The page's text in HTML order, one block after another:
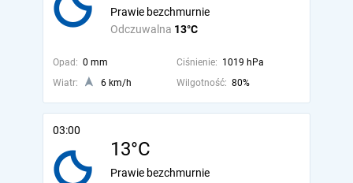
Odczuwalna 13°C
Prawie bezchmurnie
Opad: 0 mm Ciśnienie: 1019 hPa
Wiatr:
6 km/h Wilgotność: 80%
03:00
13°C
Prawie bezchmurnie